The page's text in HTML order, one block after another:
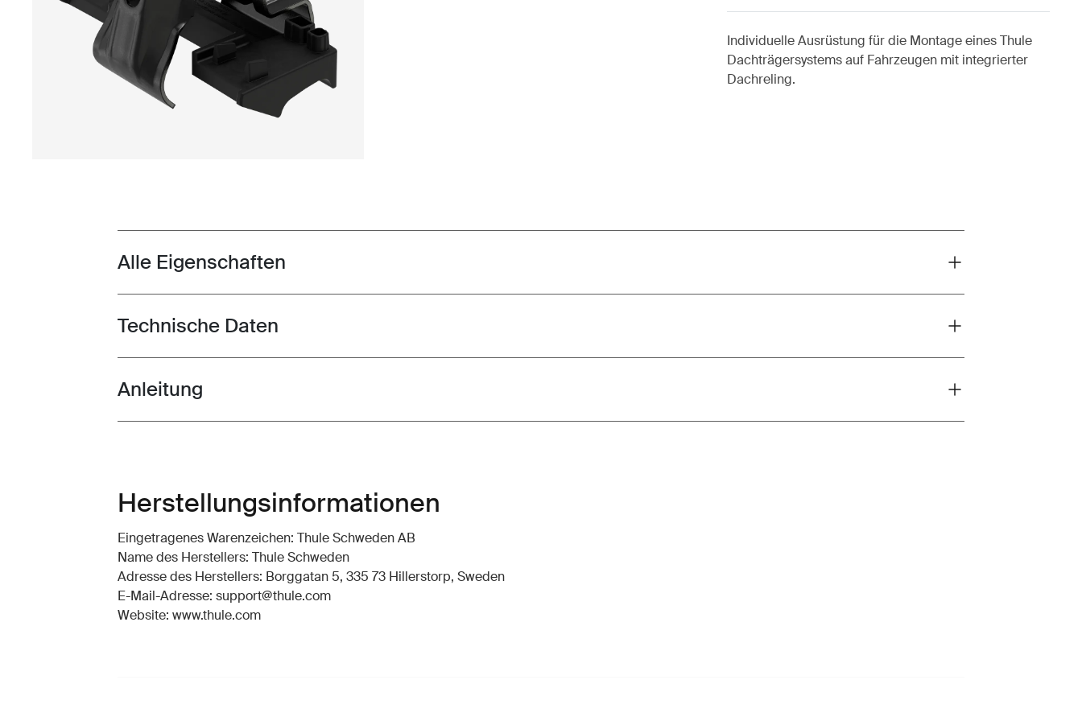
Individuelle Ausrüstung für die Montage eines Thule
Dachträgersystems auf Fahrzeugen mit integrierter
Dachreling.
Toggle features
Alle Eigenschaften
Toggle techspec
Technische Daten
Toggle guides and instructions
Anleitung
Herstellungsinformationen
Eingetragenes Warenzeichen: Thule Schweden AB
Name des Herstellers: Thule Schweden
Adresse des Herstellers: Borggatan 5, 335 73 Hillerstorp, Sweden
E-Mail-Adresse: support@thule.com
Website: www.thule.com